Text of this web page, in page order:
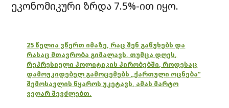
ეკონომიკური ზრდა 7.5%-ით იყო.
25 წელია ვწერთ იმაზე, რაც შენ გაწუხებს და
რასაც მთავრობა გიმალავს, თუმცა დღეს,
რეპრესიული პოლიტიკის პირობებში, როდესაც
დამოუკიდებელ გამოცემებს „ქართული ოცნება“
შემოსავლის წყაროს უკეტავს, ამას მარტო
ვეღარ შევძლებთ.